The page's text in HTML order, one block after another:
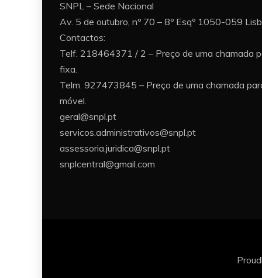
SNPL – Sede Nacional
Av. 5 de outubro, nº 70 – 8º Esqº 1050-059
Contactos:
Telf. 218464371 / 2 – Preço de uma chamada
fixa.
Telm. 927473845 – Preço de uma chamada
móvel.
geral@snpl.pt
servicos.administrativos@snpl.pt
assessoria.juridica@snpl.pt
snplcentral@gmail.com